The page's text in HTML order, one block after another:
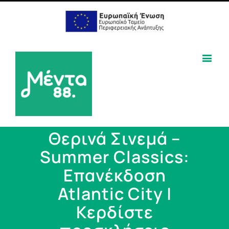
Θερινά Σινεμά –
Summer Classics:
Επανέκδοση
Atlantic City |
Κερδίστε